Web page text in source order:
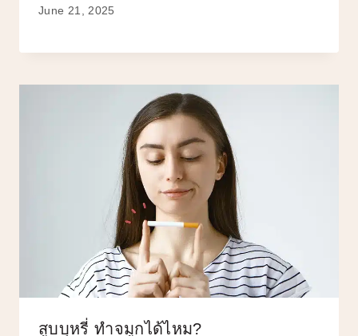
June 21, 2025
สูบบุหรี่ ทำจมูกได้ไหม?